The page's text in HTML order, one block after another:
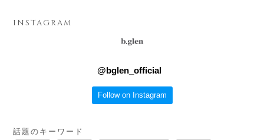
INSTAGRAM
@ bglen_official
Follow on Instagram
話題のキーワード